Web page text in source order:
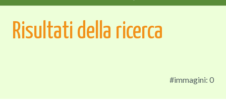
Risultati della ricerca
#immagini: 0